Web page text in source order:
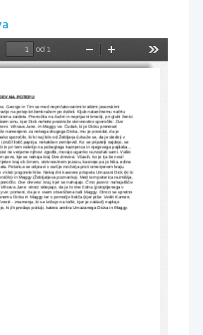
od 1
Pomanjšaj
NA POTEPU
George in Tim se med nepričakovanimi kratkimi jesenskimi
na potep križemkražem po deželi. Kljub natančnemu načrtu
zaideta. Prenočita na čudni in neprijazni kmetiji, pri gluhi ženici
sinu, kjer Dick nehote prestreže skrivnostno sporočilo: Dve
Vihrava Jane. In Maggy ve. Čudak, ki je Dicku prenesel
namenjeno za nekega drugega Dicka, mu je povedal, da je
sporočilo, ki bi naj bilo od Žebljarja (izkaže se, da je slednji v
izročil listič papirja, nekakšen zemljevid. Ko se prijatelji najdejo, se
in pri tem naletijo na pobeglega kaznjenca in njegovega pajdaša...
ne verjame njihovi zgodbi, morajo uganko razvozlati sami. Vaški
pove, kje se nahaja kraj Dve drevesi. Včasih, ko je tja še nosil
kraj ob črnem, skrivnostnem jezezu, kasneje pa je hiša, edina
Peterica se odpravi v osrčje močvirja proti omenjenem kraju.
v kleti pogorele hiše. Nekaj dni kasnere prispeta Umazani Dick (ki bi
in Maggy (Žebljarjeva poznanka). Med tem peterica razmišlja,
Dve drevesi: kraj, kjer se nahajajo. Črno jezero: nahajališče
Vihrava Jane: otroci sklepajo, da je to ime čolna (potopljenega v
ve: pomeni, da je o vsem obveščena tudi Maggy. Otroci se spretno
Dicku in Maggy ter s pomočjo lističa (kjer piše: Veliki Kamen;
- znamenja, ki se križajo na točki, kjer je zaklad) najdejo
ki jih predajo policiji, katera aretira Umazanega Dicka in Maggy.